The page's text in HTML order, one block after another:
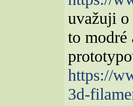
uvažuji
to modré
https://
3d-